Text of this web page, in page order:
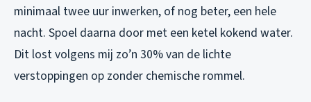
minimaal twee uur inwerken, of nog beter, een hele
nacht. Spoel daarna door met een ketel kokend water.
Dit lost volgens mij zo’n 30% van de lichte
verstoppingen op zonder chemische rommel.